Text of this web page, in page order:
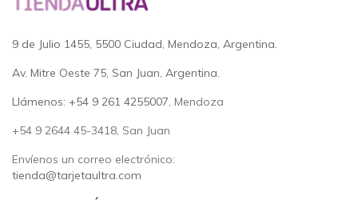
9 de Julio 1455, 5500 Ciudad, Mendoza, Argentina.
Av. Mitre Oeste 75, San Juan, Argentina.
Llámenos: +54 9 261 4255007, Mendoza
+54 9 2644 45-3418, San Juan
Envíenos un correo electrónico:
tienda@tarjetaultra.com